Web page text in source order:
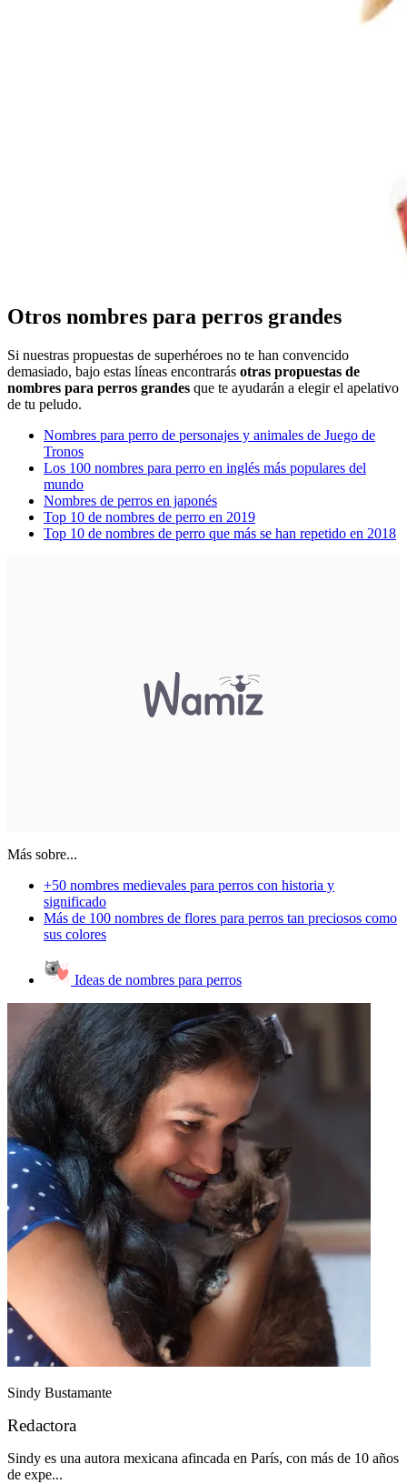
Otros nombres para perros grandes
Si nuestras propuestas de superhéroes no te han convencido
demasiado, bajo estas líneas encontrarás otras propuestas de
nombres para perros grandes que te ayudarán a elegir el apelativo
de tu peludo.
Nombres para perro de personajes y animales de Juego de
Tronos
Los 100 nombres para perro en inglés más populares del
mundo
Nombres de perros en japonés
Top 10 de nombres de perro en 2019
Top 10 de nombres de perro que más se han repetido en 2018
Más sobre...
+50 nombres medievales para perros con historia y
significado
Más de 100 nombres de flores para perros tan preciosos como
sus colores
Ideas de nombres para perros
Sindy Bustamante
Redactora
Sindy es una autora mexicana afincada en París, con más de 10 años
de expe...